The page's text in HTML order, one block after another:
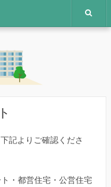
記よりご確認くださ
・都営住宅・公営住宅